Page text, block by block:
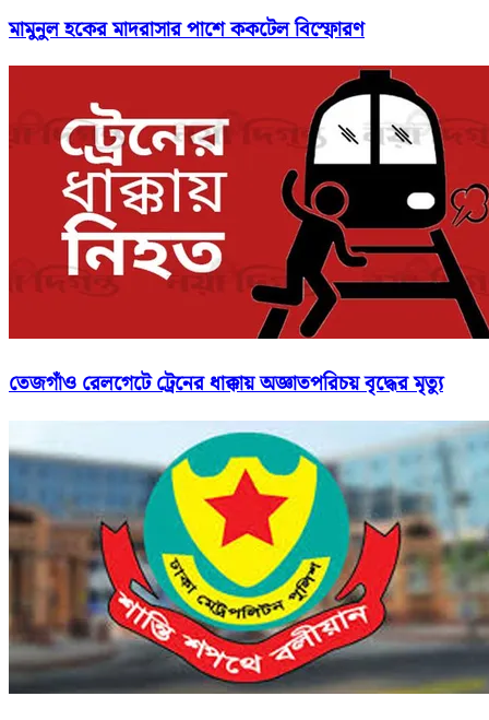
মামুনুল হকের মাদরাসার পাশে ককটেল বিস্ফোরণ
তেজগাঁও রেলগেটে ট্রেনের ধাক্কায় অজ্ঞাতপরিচয় বৃদ্ধের মৃত্যু